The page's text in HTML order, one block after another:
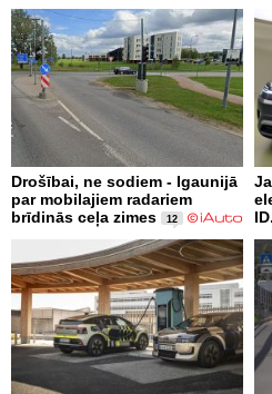
Drošībai, ne sodiem - Igaunijā
par mobilajiem radariem
brīdinās ceļa zimes
12